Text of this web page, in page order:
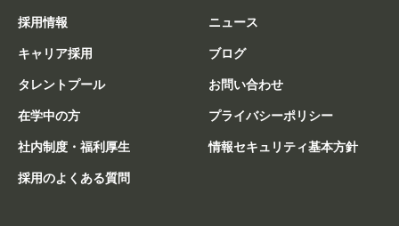
採用情報
キャリア採用
タレントプール
在学中の方
社内制度・福利厚生
採用のよくある質問
ニュース
ブログ
お問い合わせ
プライバシーポリシー
情報セキュリティ基本方針